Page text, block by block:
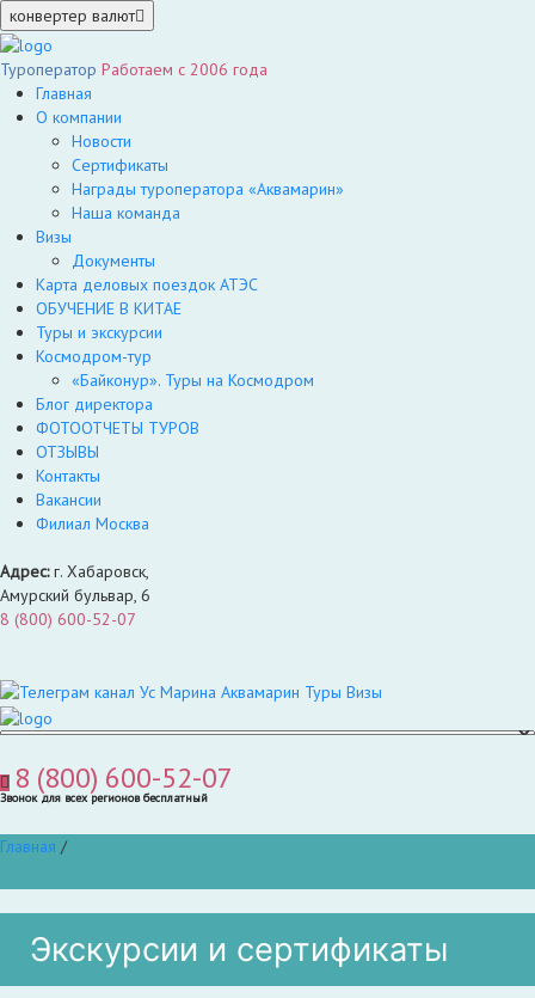
конвертер валют
Туроператор Работаем с 2006 года
Главная
О компании
Новости
Сертификаты
Награды туроператора «Аквамарин»
Наша команда
Визы
Документы
Карта деловых поездок АТЭС
ОБУЧЕНИЕ В КИТАЕ
Туры и экскурсии
Космодром-тур
«Байконур». Туры на Космодром
Блог директора
ФОТООТЧЕТЫ ТУРОВ
ОТЗЫВЫ
Контакты
Вакансии
Филиал Москва
Адрес:г. Хабаровск,
Амурский бульвар, 6
8 (800) 600-52-07
8 (800) 600-52-07
Звонок для всех регионов бесплатный
Главная /
Экскурсии и сертификаты